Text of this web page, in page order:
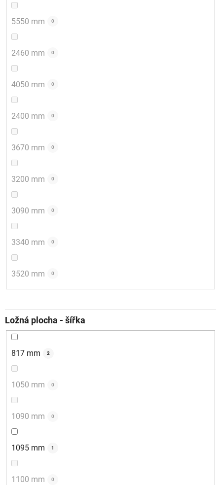
5550 mm 0
2460 mm 0
4050 mm 0
2400 mm 0
3670 mm 0
3200 mm 0
3090 mm 0
3340 mm 0
3520 mm 0
Ložná plocha - šířka
817 mm 2
1050 mm 0
1090 mm 0
1095 mm 1
1100 mm 0